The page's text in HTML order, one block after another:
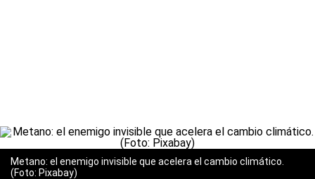
Metano: el enemigo invisible que acelera el cambio climático.
(Foto: Pixabay)